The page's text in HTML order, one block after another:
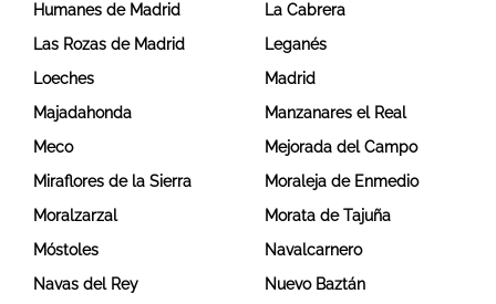
Humanes de Madrid
La Cabrera
Las Rozas de Madrid
Leganés
Loeches
Madrid
Majadahonda
Manzanares el Real
Meco
Mejorada del Campo
Miraflores de la Sierra
Moraleja de Enmedio
Moralzarzal
Morata de Tajuña
Móstoles
Navalcarnero
Navas del Rey
Nuevo Baztán